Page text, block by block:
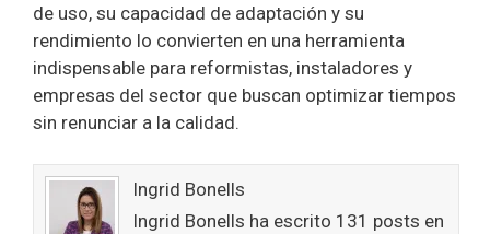
de uso, su capacidad de adaptación y su
rendimiento lo convierten en una herramienta
indispensable para reformistas, instaladores y
empresas del sector que buscan optimizar tiempos
sin renunciar a la calidad.
Ingrid Bonells
Ingrid Bonells ha escrito 131 posts en